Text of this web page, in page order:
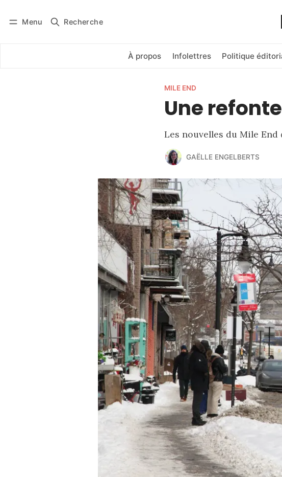
Menu Recherche
À propos Infolettres Politique
Se connecter
MILE END
Une
Les nouvelles du Mile End
GAËLLE ENGELBERTS